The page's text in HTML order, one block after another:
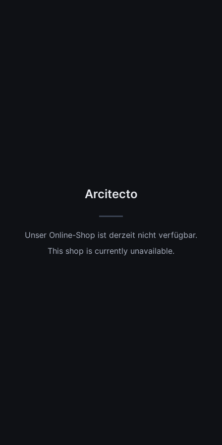
Arcitecto
Unser Online-Shop ist derzeit nicht verfügbar.
This shop is currently unavailable.